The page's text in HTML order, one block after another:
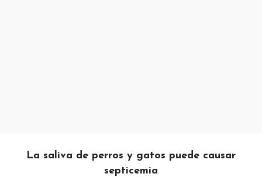
La saliva de perros y gatos puede causar
septicemia